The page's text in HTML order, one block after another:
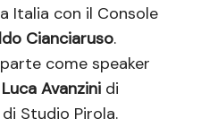
Italia con il Console
Cianciaruso.
come speaker
Luca Avanzinidi
Studio Pirola.